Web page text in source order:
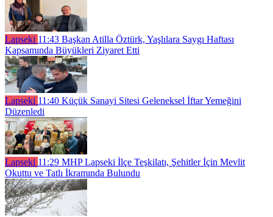
Lapseki 11:43 Başkan Atilla Öztürk, Yaşlılara Saygı Haftası
Kapsamında Büyükleri Ziyaret Etti
Lapseki 11:40 Küçük Sanayi Sitesi Geleneksel İftar Yemeğini
Düzenledi
Lapseki 11:29 MHP Lapseki İlçe Teşkilatı, Şehitler İçin Mevlit
Okuttu ve Tatlı İkramında Bulundu